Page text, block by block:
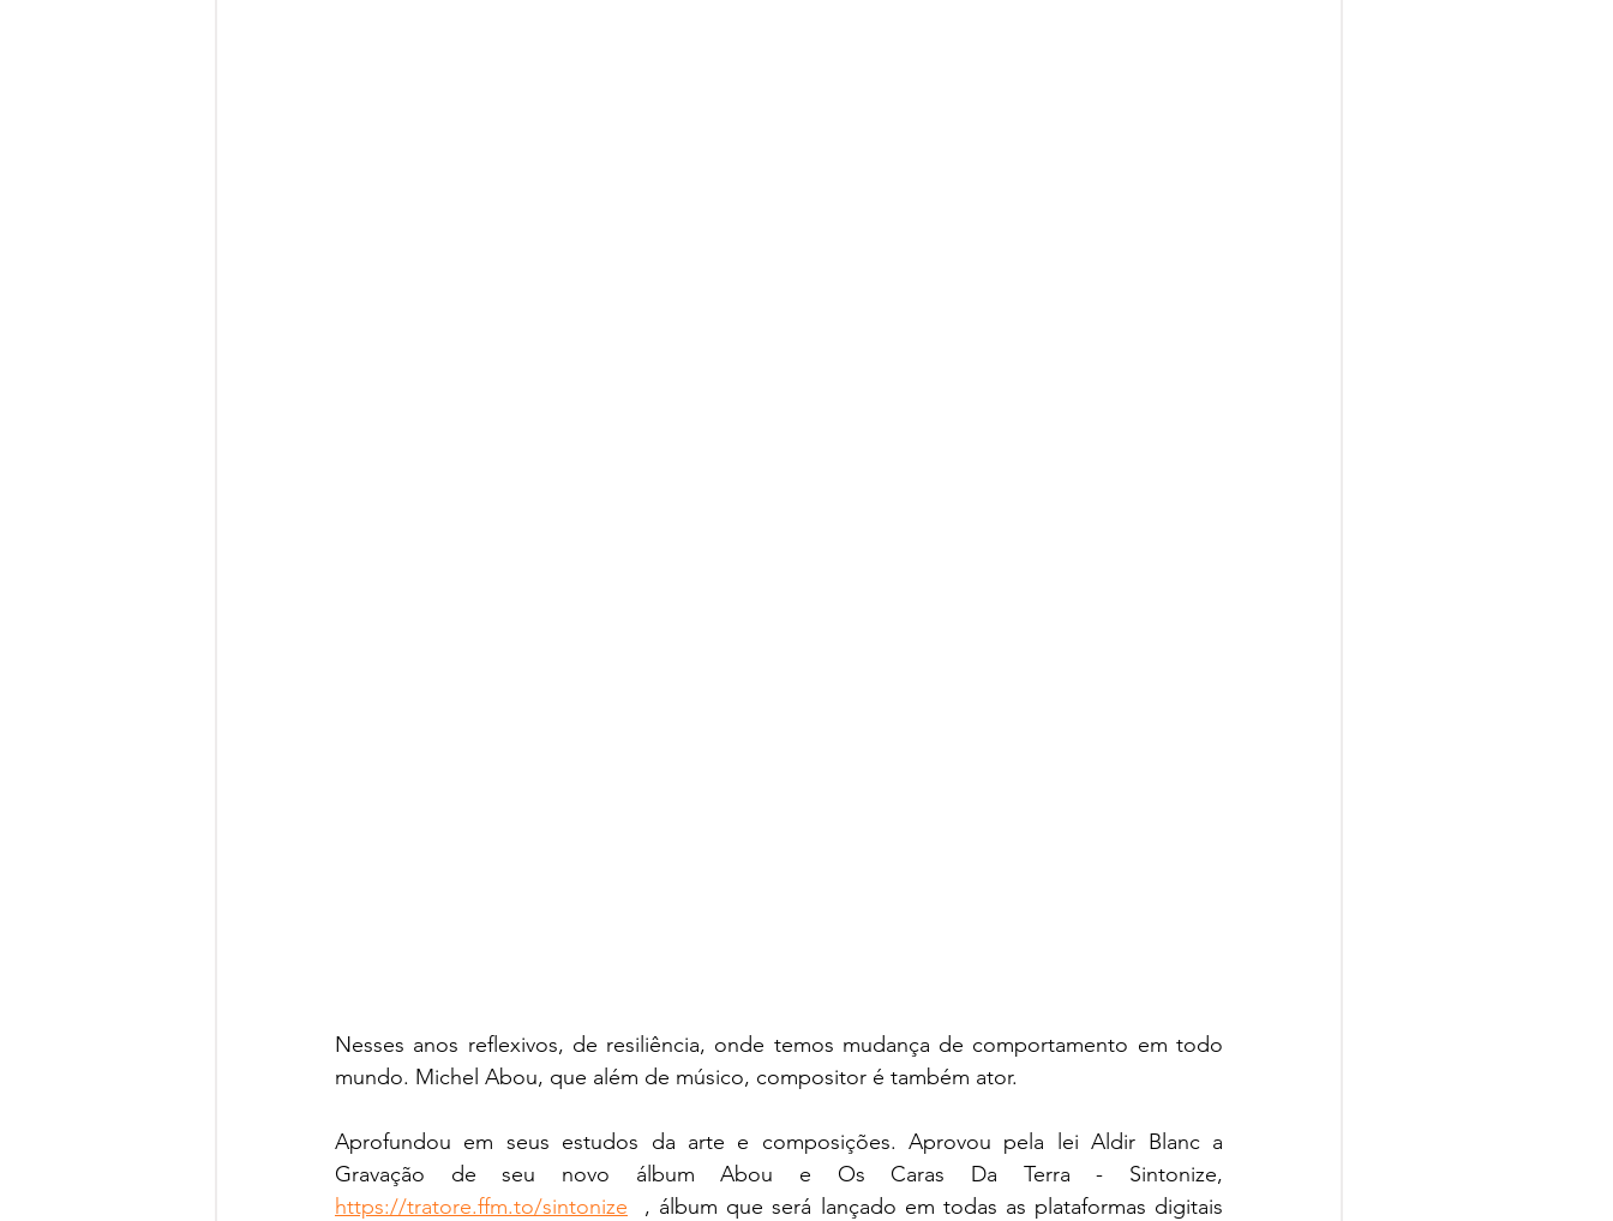
Nesses anos reflexivos, de resiliência, onde temos mudança de comportamento em todo
mundo. Michel Abou, que além de músico, compositor é também ator.
Aprofundou em seus estudos da arte e composições. Aprovou pela lei Aldir Blanc a
https://tratore.ffm.to/sintonize
  , álbum que será lançado em todas as plataformas digitais